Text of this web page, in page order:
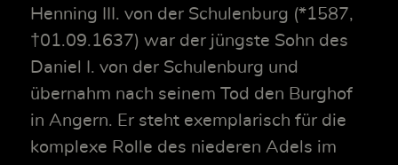
Henning III. von der Schulenburg (*1587,
†01.09.1637) war der jüngste Sohn des
Daniel I. von der Schulenburg und
übernahm nach seinem Tod den Burghof
in Angern. Er steht exemplarisch für die
komplexe Rolle des niederen Adels im